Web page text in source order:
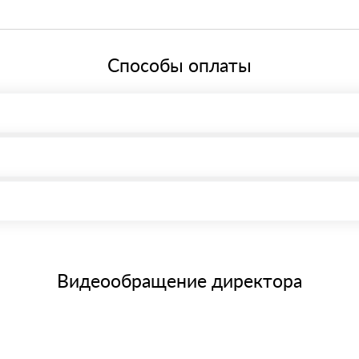
Способы оплаты
через системы электронных платежей.
банковским картам
материала после проверки качества и количества заказанного
Видеообращение директора